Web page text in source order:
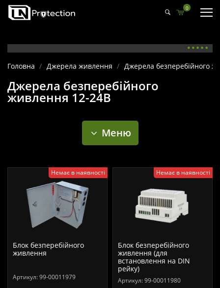
0
Головна / Джерела живлення / Джерела безперебійного
Джерела безперебійного
живлення 12-24В
Меню
Немає в наявності
Блок безперебійного
живлення
Артикул:99-00011979
Немає в наявності
Блок безперебійного
живлення (для
встановлення на DIN
рейку)
Артикул:99-00011980